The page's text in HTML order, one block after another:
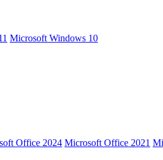
Microsoft Windows 10
Office 2024 Microsoft Office 2021